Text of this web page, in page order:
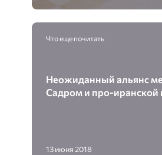
Что еще почитать
Неожиданный альянс
Садром и про-иранской
13 июня 2018